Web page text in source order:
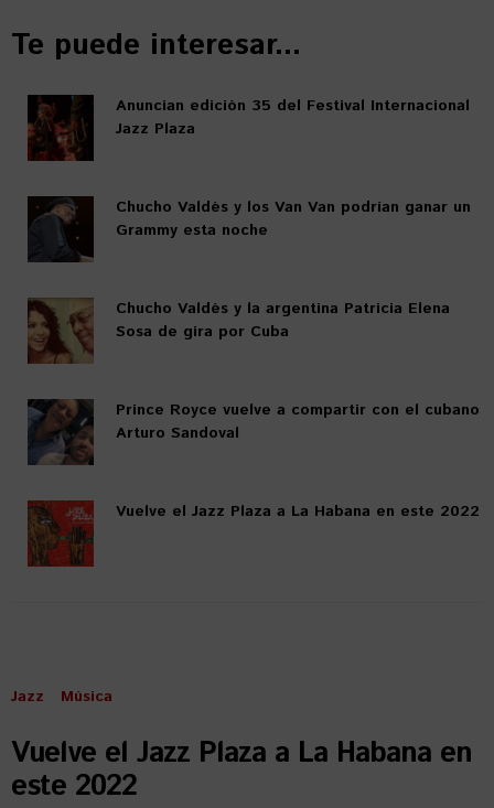
Te puede interesar...
Anuncian edición 35 del Festival Internacional
Jazz Plaza
Chucho Valdés y los Van Van podrían ganar un
Grammy esta noche
Chucho Valdés y la argentina Patricia Elena
Sosa de gira por Cuba
Prince Royce vuelve a compartir con el cubano
Arturo Sandoval
Vuelve el Jazz Plaza a La Habana en este 2022
Jazz Música
Vuelve el Jazz Plaza a La Habana en
este 2022